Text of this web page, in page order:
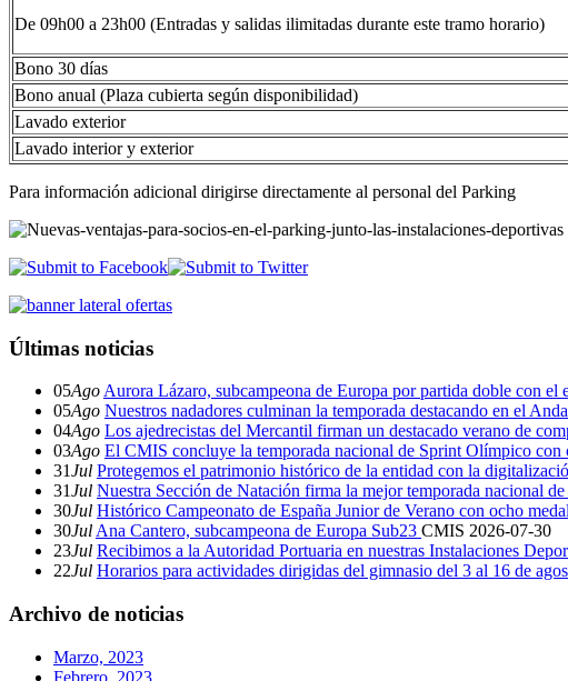
De 09h00 a 23h00 (Entradas y salidas ilimitadas durante este tramo horario)
Bono 30 días
Bono anual (Plaza cubierta según disponibilidad)
Lavado exterior
Lavado interior y exterior
Para información adicional dirigirse directamente al personal del Parking
Últimas noticias
05Ago Aurora Lázaro, subcampeona de Europa por partida doble con el
05Ago Nuestros nadadores culminan la temporada destacando en el
04Ago Los ajedrecistas del Mercantil firman un destacado verano de
03Ago El CMIS concluye la temporada nacional de Sprint Olímpico con
31Jul Protegemos el patrimonio histórico de la entidad con la
31Jul Nuestra Sección de Natación firma la mejor temporada nacional de
30Jul Histórico Campeonato de España Junior de Verano con ocho
30Jul Ana Cantero, subcampeona de Europa Sub23 CMIS 2026-07-30
23Jul Recibimos a la Autoridad Portuaria en nuestras Instalaciones
22Jul Horarios para actividades dirigidas del gimnasio del 3 al 16 de
Archivo de noticias
Marzo, 2023
Febrero, 2023